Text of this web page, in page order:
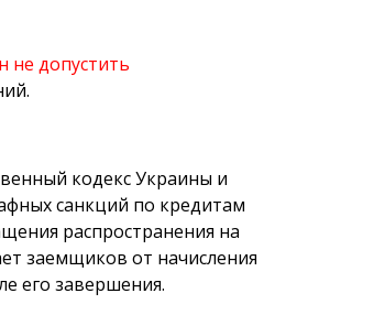
не допустить
кодекс Украины и
санкций по кредитам
распространения на
заемщиков от начисления
его завершения.